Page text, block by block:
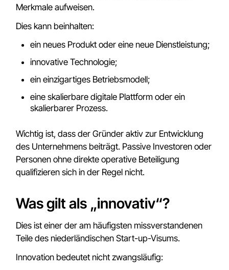
Merkmale aufweisen.
Dies kann beinhalten:
ein neues Produkt oder eine neue Dienstleistung;
innovative Technologie;
ein einzigartiges Betriebsmodell;
eine skalierbare digitale Plattform oder ein
skalierbarer Prozess.
Wichtig ist, dass der Gründer aktiv zur Entwicklung
des Unternehmens beiträgt. Passive Investoren oder
Personen ohne direkte operative Beteiligung
qualifizieren sich in der Regel nicht.
Was gilt als „innovativ“?
Dies ist einer der am häufigsten missverstandenen
Teile des niederländischen Start-up-Visums.
Innovation bedeutet nicht zwangsläufig: